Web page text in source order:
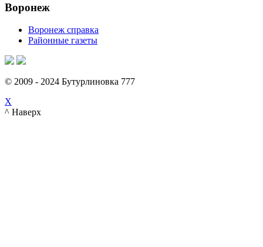
Воронеж
Воронеж справка
Районные газеты
© 2009 - 2024 Бутурлиновка 777
X
^ Наверх